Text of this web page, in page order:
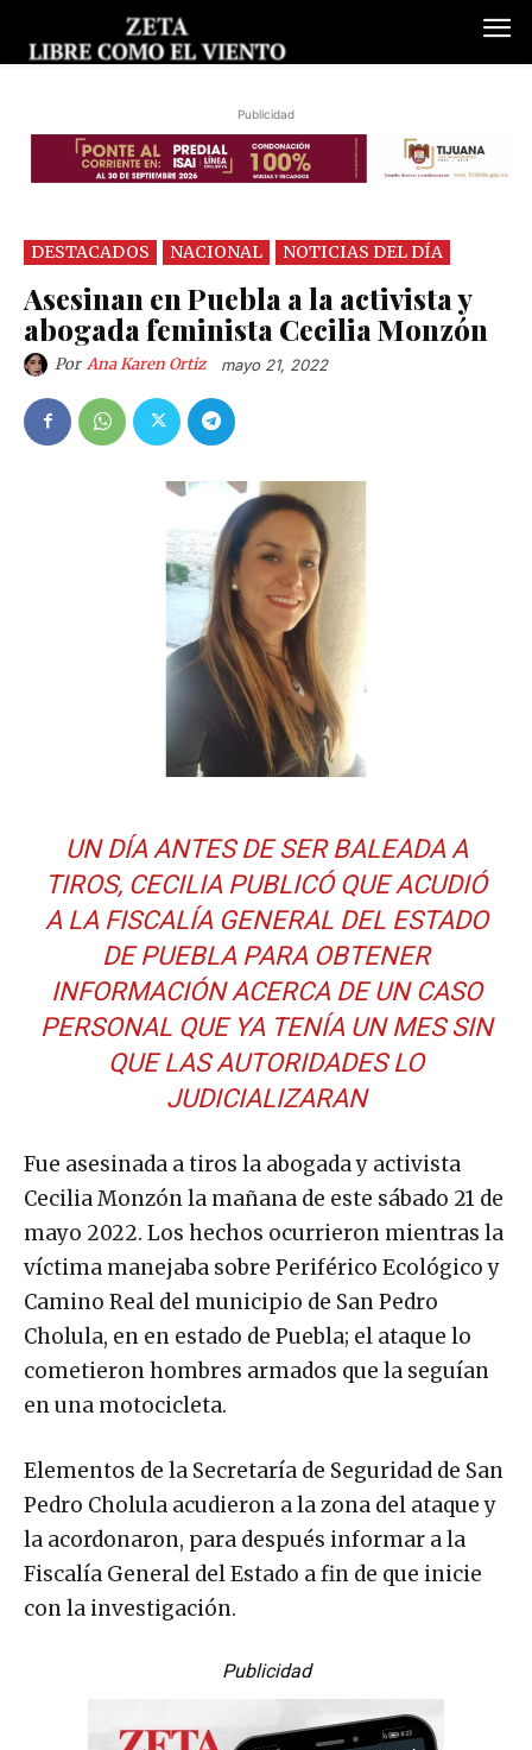
Publicidad
DESTACADOS NACIONAL NOTICIAS DEL DÍA
Asesinan en Puebla a la activista y
abogada feminista Cecilia Monzón
Por Ana Karen Ortiz mayo 21, 2022
UN DÍA ANTES DE SER BALEADA A
TIROS, CECILIA PUBLICÓ QUE ACUDIÓ
A LA FISCALÍA GENERAL DEL ESTADO
DE PUEBLA PARA OBTENER
INFORMACIÓN ACERCA DE UN CASO
PERSONAL QUE YA TENÍA UN MES SIN
QUE LAS AUTORIDADES LO
JUDICIALIZARAN
Fue asesinada a tiros la abogada y activista
Cecilia Monzón la mañana de este sábado 21 de
mayo 2022. Los hechos ocurrieron mientras la
víctima manejaba sobre Periférico Ecológico y
Camino Real del municipio de San Pedro
Cholula, en en estado de Puebla; el ataque lo
cometieron hombres armados que la seguían
en una motocicleta.
Elementos de la Secretaría de Seguridad de San
Pedro Cholula acudieron a la zona del ataque y
la acordonaron, para después informar a la
Fiscalía General del Estado a fin de que inicie
con la investigación.
Publicidad